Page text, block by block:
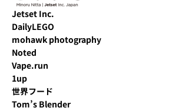
Jetset Inc.
DailyLEGO
mohawk photography
Noted
Vape.run
1up
世界フード
Tom’s Blender